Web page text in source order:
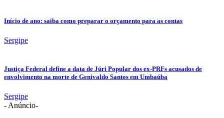
Início de ano: saiba como preparar o orçamento para as contas
Sergipe
Justiça Federal define a data de Júri Popular dos ex-PRFs acusados de
envolvimento na morte de Genivaldo Santos em Umbaúba
Sergipe
- Anúncio-